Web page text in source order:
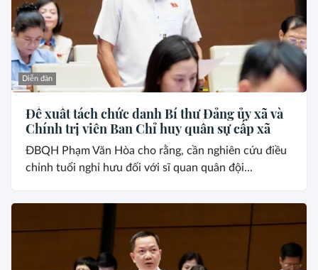
Diễn đàn
Đề xuất tách chức danh Bí thư Đảng ủy xã và
Chính trị viên Ban Chỉ huy quân sự cấp xã
ĐBQH Phạm Văn Hòa cho rằng, cần nghiên cứu điều
chỉnh tuổi nghỉ hưu đối với sĩ quan quân đội...